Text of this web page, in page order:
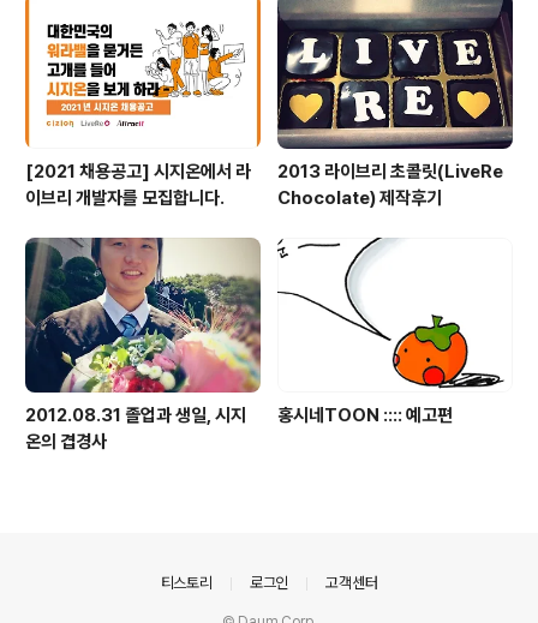
[2021 채용공고] 시지온에서 라
이브리 개발자를 모집합니다.
2013 라이브리 초콜릿(LiveRe
Chocolate) 제작후기
2012.08.31 졸업과 생일, 시지
온의 겹경사
홍시네TOON :::: 예고편
티스토리 로그인 고객센터